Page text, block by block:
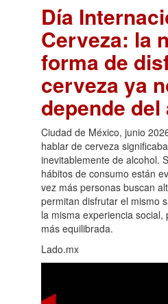
Día
Cerveza: la
forma de
cerveza ya
depende
Ciudad de México, junio
hablar de cerveza
inevitablemente de alcohol.
hábitos de consumo están
vez más personas buscan
permitan disfrutar el mismo
la misma experiencia social,
más equilibrada.
Lado.mx